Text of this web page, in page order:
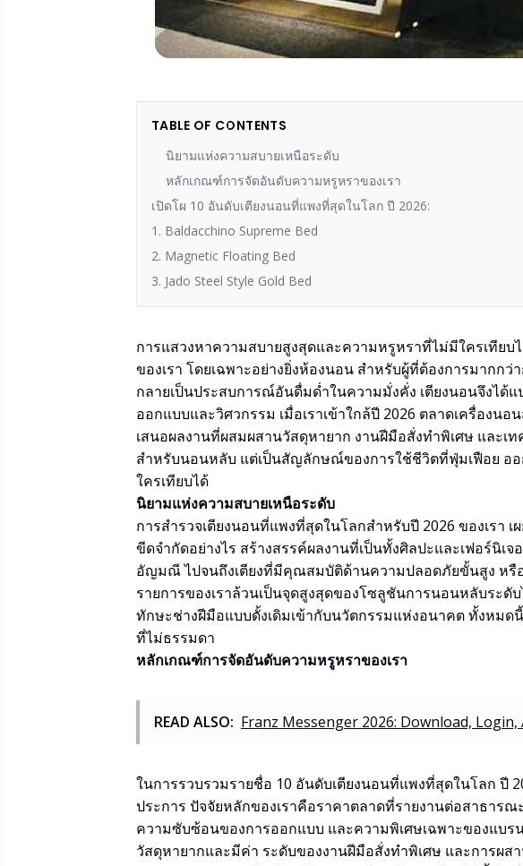
TABLE OF CONTENTS
นิยามแห่งความสบายเหนือระดับ
หลักเกณฑ์การจัดอันดับความหรูหราของเรา
เปิดโผ 10 อันดับเตียงนอนที่แพงที่สุดในโลก ปี 2026:
1. Baldacchino Supreme Bed
2. Magnetic Floating Bed
3. Jado Steel Style Gold Bed
การแสวงหาความสบายสูงสุดและความหรูหราที่ไม่มีใครเทีย
ของเรา โดยเฉพาะอย่างยิ่งห้องนอน สำหรับผู้ที่ต้องการมากก
กลายเป็นประสบการณ์อันดื่มด่ำในความมั่งคั่ง เตียงนอนจึงได้แ
ออกแบบและวิศวกรรม เมื่อเราเข้าใกล้ปี 2026 ตลาดเครื่องน
เสนอผลงานที่ผสมผสานวัสดุหายาก งานฝีมือสั่งทำพิเศษ และเ
สำหรับนอนหลับ แต่เป็นสัญลักษณ์ของการใช้ชีวิตที่ฟุ่มเฟือย อ
ใครเทียบได้
นิยามแห่งความสบายเหนือระดับ
การสำรวจเตียงนอนที่แพงที่สุดในโลกสำหรับปี 2026 ของเรา
ขีดจำกัดอย่างไร สร้างสรรค์ผลงานที่เป็นทั้งศิลปะและเฟอร์นิเ
อัญมณี ไปจนถึงเตียงที่มีคุณสมบัติด้านความปลอดภัยขั้นสูง หรื
รายการของเราล้วนเป็นจุดสูงสุดของโซลูชันการนอนหลับระดับ
ทักษะช่างฝีมือแบบดั้งเดิมเข้ากับนวัตกรรมแห่งอนาคต ทั้งหม
ที่ไม่ธรรมดา
หลักเกณฑ์การจัดอันดับความหรูหราของเรา
READ ALSO: Franz Messenger 2026: Download, Login,
ในการรวบรวมรายชื่อ 10 อันดับเตียงนอนที่แพงที่สุดในโลก ปี
ประการ ปัจจัยหลักของเราคือราคาตลาดที่รายงานต่อสาธาร
ความซับซ้อนของการออกแบบ และความพิเศษเฉพาะของแบ
วัสดุหายากและมีค่า ระดับของงานฝีมือสั่งทำพิเศษ และการผ